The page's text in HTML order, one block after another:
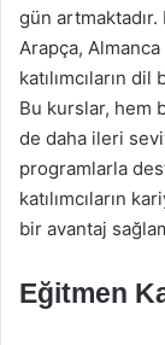
gün
Arapça,
katılımcıların
Bu kurslar, hem
de daha ileri
programlarla
katılımcıların
bir avantaj
Eğitmen